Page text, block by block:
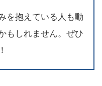
を抱えている人も動
もしれません。ぜひ